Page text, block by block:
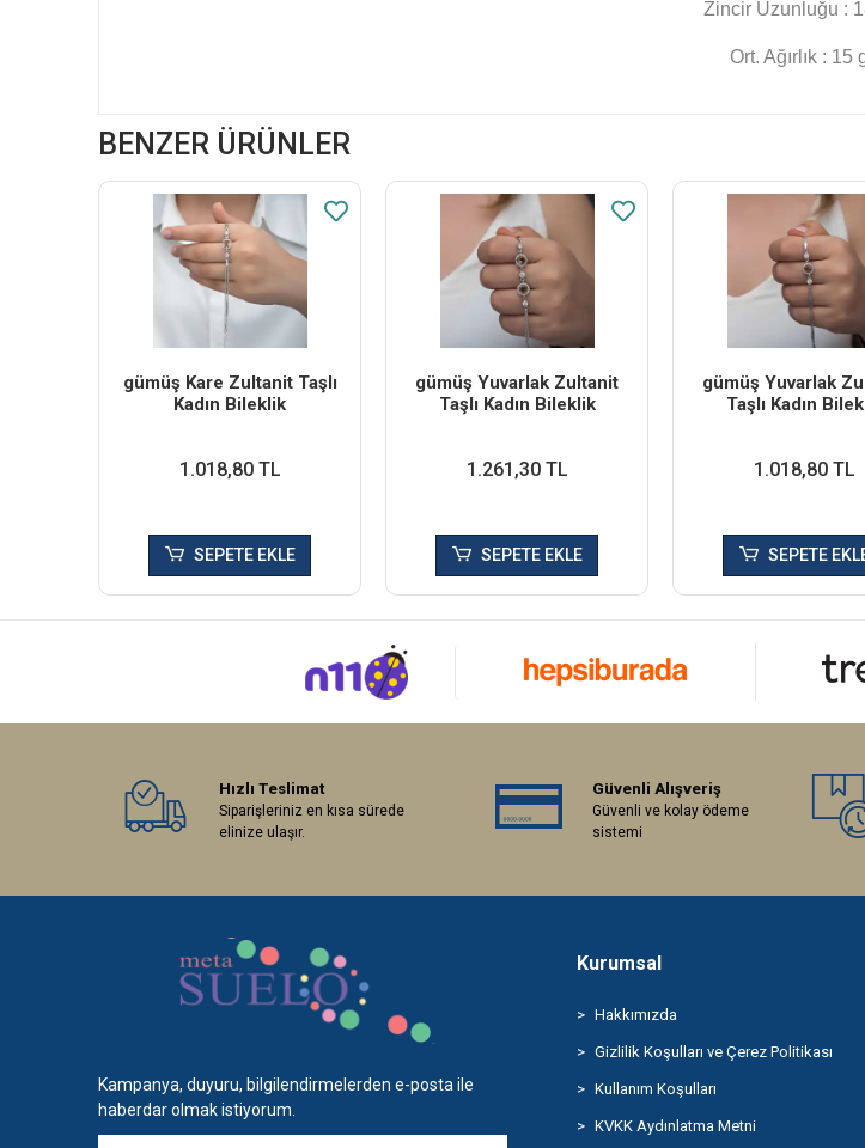
Zincir Uzunluğu :
Ort. Ağırlık : 15
BENZER ÜRÜNLER
​gümüş Kare Zultanit Taşlı
Kadın Bileklik
1.018,80 TL
SEPETE EKLE
​gümüş Yuvarlak Zultanit
Taşlı Kadın Bileklik
1.261,30 TL
SEPETE EKLE
​gümüş Yuvarlak
Taşlı Kadın
1.018,80 TL
SEPETE
Hızlı Teslimat
Siparişleriniz en kısa sürede
elinize ulaşır.
Güvenli Alışveriş
Güvenli ve kolay ödeme
sistemi
Kampanya, duyuru, bilgilendirmelerden e-posta ile
haberdar olmak istiyorum.
Kurumsal
Hakkımızda
Gizlilik Koşulları ve Çerez Politikası
Kullanım Koşulları
KVKK Aydınlatma Metni